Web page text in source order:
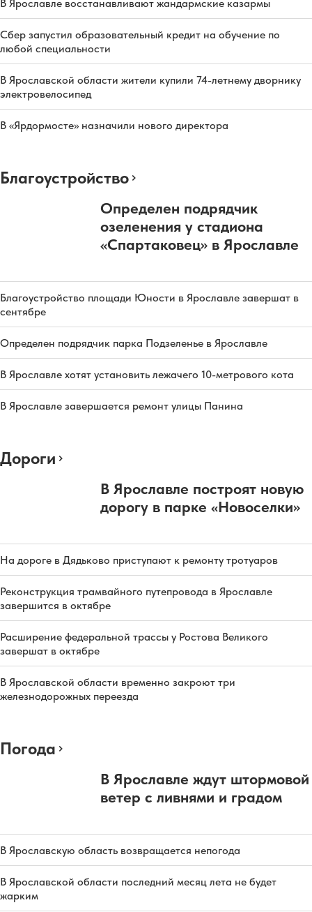
В Ярославле восстанавливают жандармские казармы
Сбер запустил образовательный кредит на обучение по
любой специальности
В Ярославской области жители купили 74-летнему дворнику
электровелосипед
В «Ярдормосте» назначили нового директора
Благоустройство
Определен подрядчик
озеленения у стадиона
«Спартаковец» в Ярославле
Благоустройство площади Юности в Ярославле завершат в
сентябре
Определен подрядчик парка Подзеленье в Ярославле
В Ярославле хотят установить лежачего 10-метрового кота
В Ярославле завершается ремонт улицы Панина
Дороги
В Ярославле построят новую
дорогу в парке «Новоселки»
На дороге в Дядьково приступают к ремонту тротуаров
Реконструкция трамвайного путепровода в Ярославле
завершится в октябре
Расширение федеральной трассы у Ростова Великого
завершат в октябре
В Ярославской области временно закроют три
железнодорожных переезда
Погода
В Ярославле ждут штормовой
ветер с ливнями и градом
В Ярославскую область возвращается непогода
В Ярославской области последний месяц лета не будет
жарким